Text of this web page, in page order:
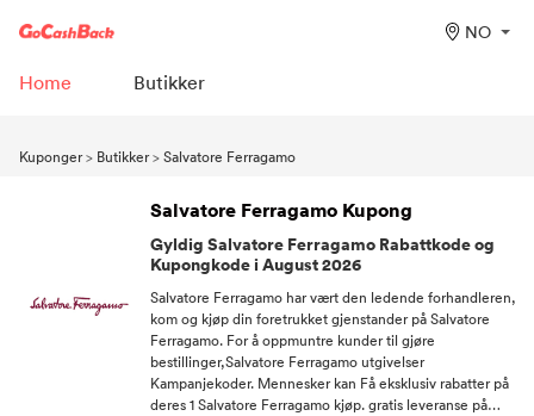
NO
Home Butikker
Kuponger> Butikker>Salvatore Ferragamo
Salvatore Ferragamo Kupong
Gyldig Salvatore Ferragamo Rabattkode og
Kupongkode i August 2026
Salvatore Ferragamo har vært den ledende forhandleren,
kom og kjøp din foretrukket gjenstander på Salvatore
Ferragamo. For å oppmuntre kunder til gjøre
bestillinger,Salvatore Ferragamo utgivelser
Kampanjekoder. Mennesker kan Få eksklusiv rabatter på
deres 1 Salvatore Ferragamo kjøp. gratis leveranse på